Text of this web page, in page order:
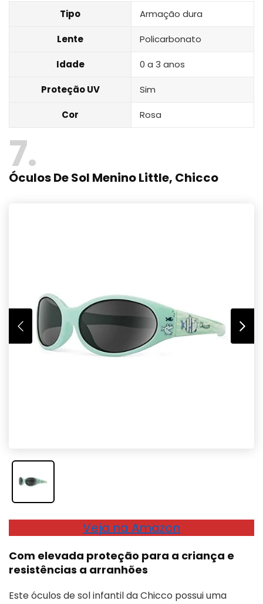
Tipo Armação dura
Lente Policarbonato
Idade 0 a 3 anos
Proteção UV Sim
Cor Rosa
7
Óculos De Sol Menino Little, Chicco
Veja na Amazon
Com elevada proteção para a criança e
resistências a arranhões
Este óculos de sol infantil da Chicco possui uma